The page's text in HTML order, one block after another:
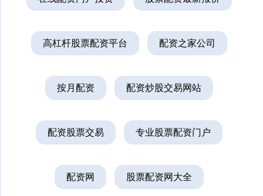
高杠杆股票配资平台 配资之家公司
按月配资 配资炒股交易网站
配资股票交易 专业股票配资门户
配资网 股票配资网大全